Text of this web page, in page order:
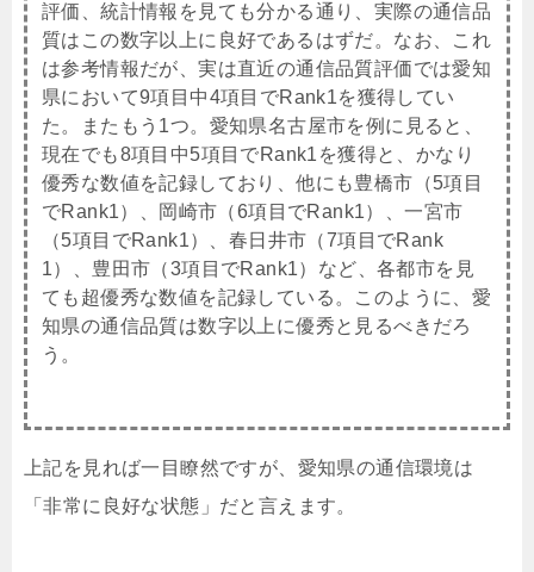
評価、統計情報を見ても分かる通り、実際の通信品
質はこの数字以上に良好であるはずだ。なお、これ
は参考情報だが、実は直近の通信品質評価では愛知
県において9項目中4項目でRank1を獲得してい
た。またもう1つ。愛知県名古屋市を例に見ると、
現在でも8項目中5項目でRank1を獲得と、かなり
優秀な数値を記録しており、他にも豊橋市（5項目
でRank1）、岡崎市（6項目でRank1）、一宮市
（5項目でRank1）、春日井市（7項目でRank
1）、豊田市（3項目でRank1）など、各都市を見
ても超優秀な数値を記録している。このように、愛
知県の通信品質は数字以上に優秀と見るべきだろ
う。
上記を見れば一目瞭然ですが、愛知県の通信環境は
「非常に良好な状態」だと言えます。